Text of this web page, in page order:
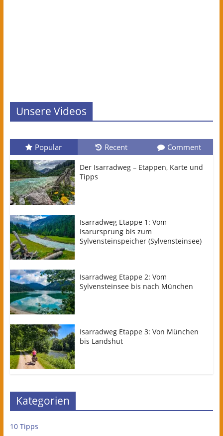
Unsere Videos
Popular Recent Comment
Der Isarradweg – Etappen, Karte und
Tipps
Isarradweg Etappe 1: Vom
Isarursprung bis zum
Sylvensteinspeicher (Sylvensteinsee)
Isarradweg Etappe 2: Vom
Sylvensteinsee bis nach München
Isarradweg Etappe 3: Von München
bis Landshut
Kategorien
10 Tipps